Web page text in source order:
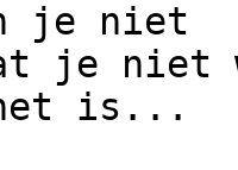
je niet
je niet
is...